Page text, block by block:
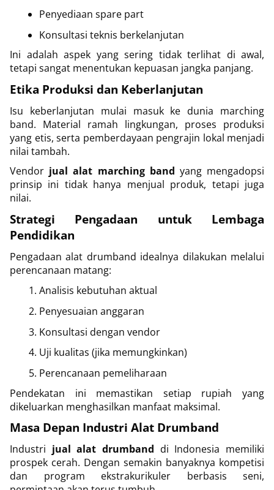
Penyediaan spare part
Konsultasi teknis berkelanjutan
Ini adalah aspek yang sering tidak terlihat di awal,
tetapi sangat menentukan kepuasan jangka panjang.
Etika Produksi dan Keberlanjutan
Isu keberlanjutan mulai masuk ke dunia marching
band. Material ramah lingkungan, proses produksi
yang etis, serta pemberdayaan pengrajin lokal menjadi
nilai tambah.
Vendor jual alat marching band yang mengadopsi
prinsip ini tidak hanya menjual produk, tetapi juga
nilai.
Strategi Pengadaan untuk Lembaga
Pendidikan
Pengadaan alat drumband idealnya dilakukan melalui
perencanaan matang:
Analisis kebutuhan aktual
Penyesuaian anggaran
Konsultasi dengan vendor
Uji kualitas (jika memungkinkan)
Perencanaan pemeliharaan
Pendekatan ini memastikan setiap rupiah yang
dikeluarkan menghasilkan manfaat maksimal.
Masa Depan Industri Alat Drumband
Industri jual alat drumband di Indonesia memiliki
prospek cerah. Dengan semakin banyaknya kompetisi
dan program ekstrakurikuler berbasis seni,